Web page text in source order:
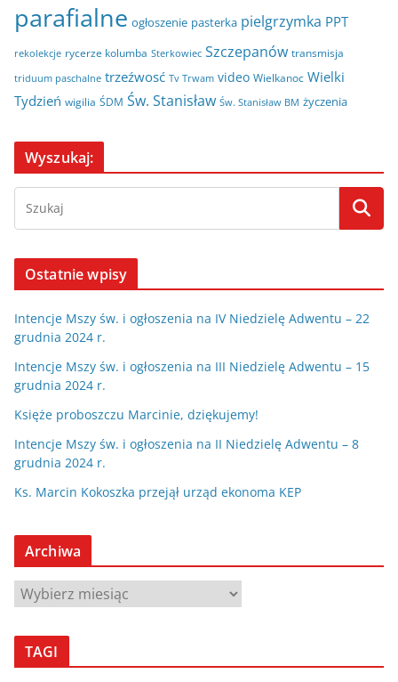
parafialne ogłoszenie pasterka pielgrzymka PPT
rekolekcje rycerze kolumba Sterkowiec Szczepanów transmisja
triduum paschalne trzeźwosć Tv Trwam video Wielkanoc Wielki
Tydzień wigilia ŚDM Św. Stanisław Św. Stanisław BM życzenia
Wyszukaj:
Ostatnie wpisy
Intencje Mszy św. i ogłoszenia na IV Niedzielę Adwentu – 22
grudnia 2024 r.
Intencje Mszy św. i ogłoszenia na III Niedzielę Adwentu – 15
grudnia 2024 r.
Księże proboszczu Marcinie, dziękujemy!
Intencje Mszy św. i ogłoszenia na II Niedzielę Adwentu – 8
grudnia 2024 r.
Ks. Marcin Kokoszka przejął urząd ekonoma KEP
Archiwa
A
r
c
TAGI